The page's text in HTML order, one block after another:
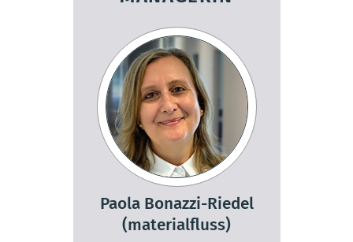
Paola Bonazzi-Riedel
(materialfluss)